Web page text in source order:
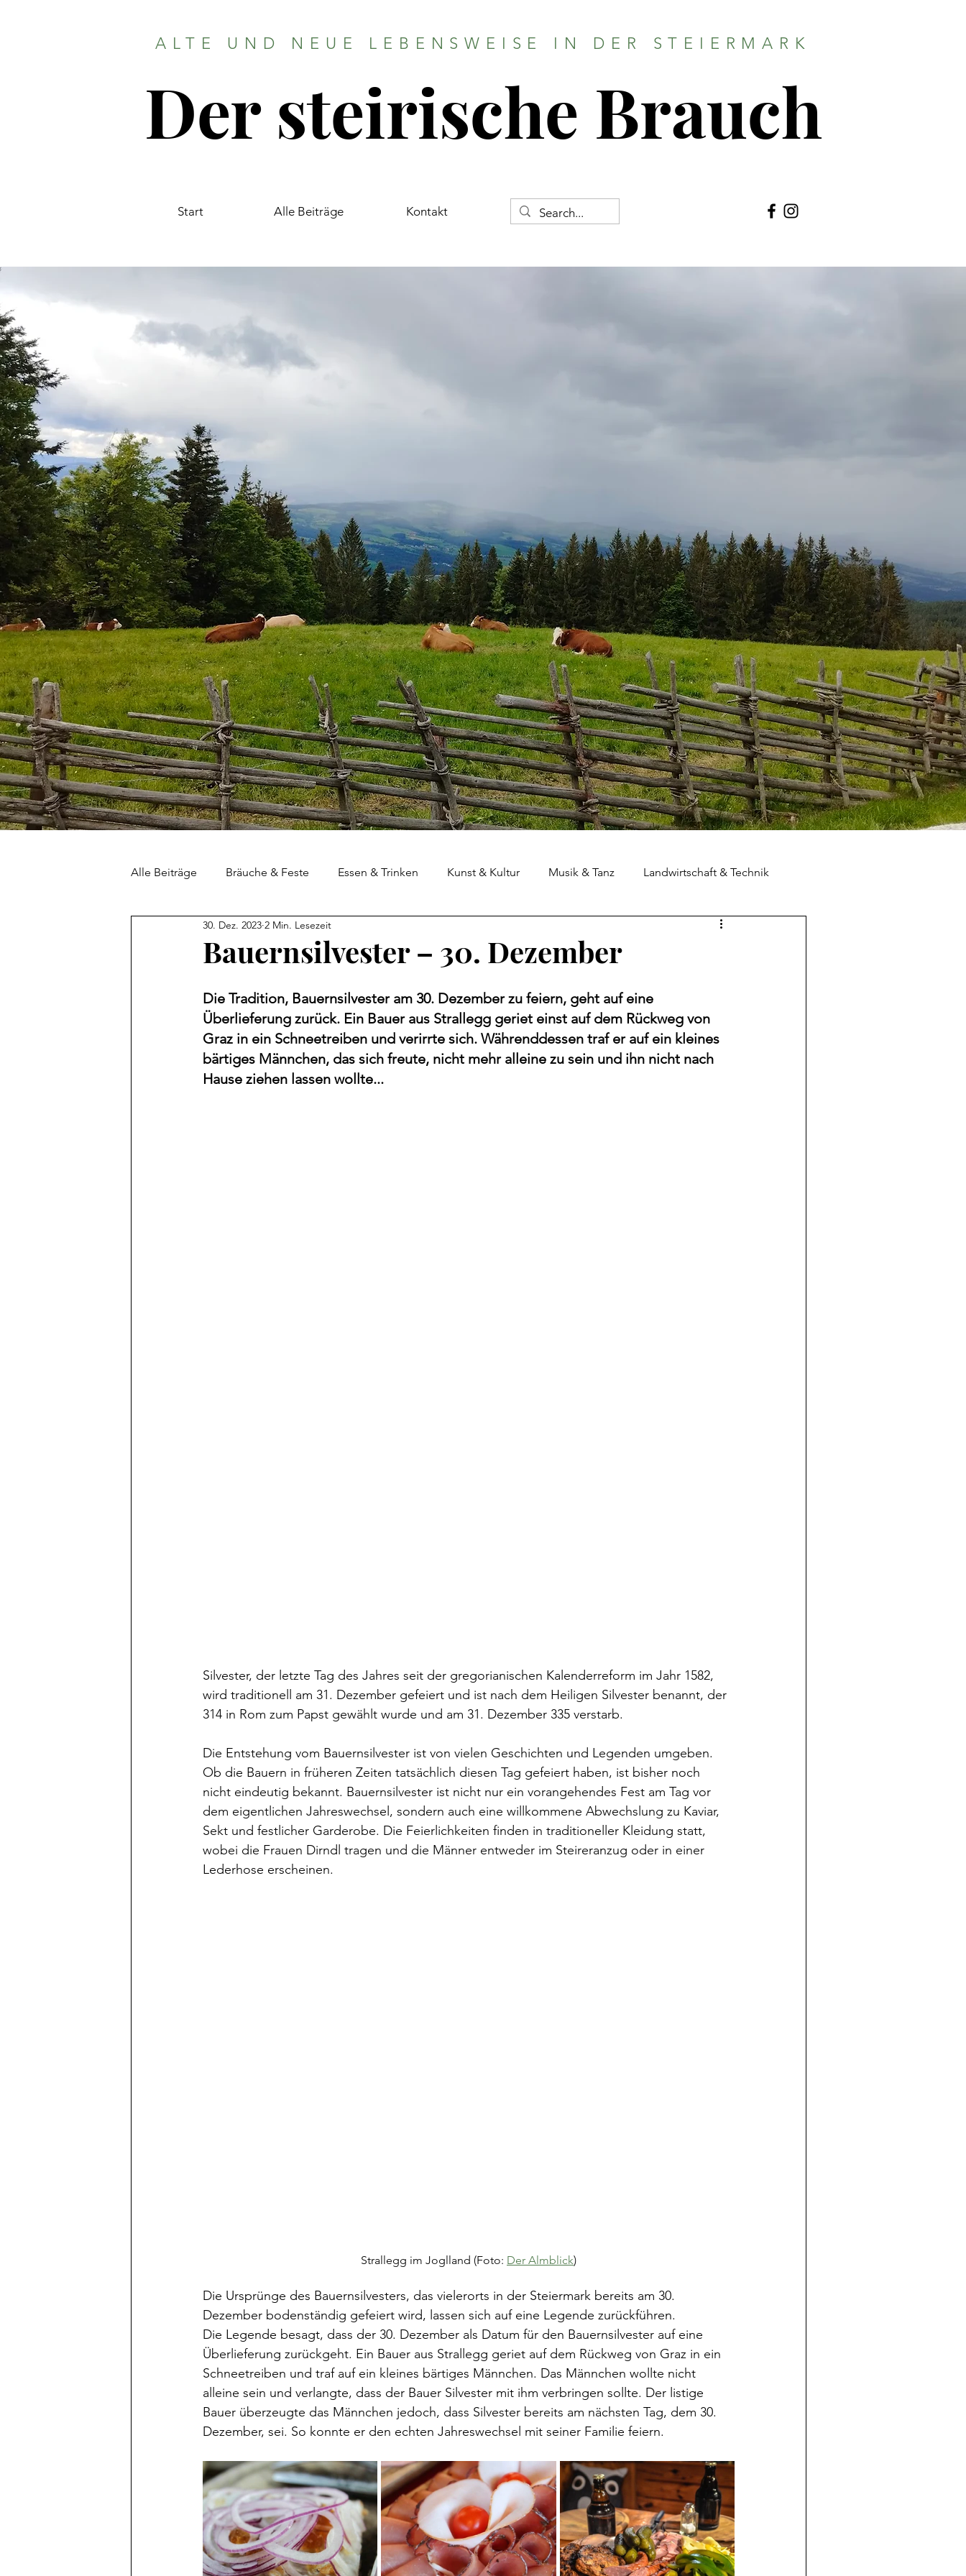
ALTE UND NEUE LEBENSWEISE IN DER STEIERMARK
Der steirische Brauch
Start Alle Beiträge Kontakt
Alle Beiträge Bräuche & Feste Essen & Trinken Kunst & Kultur Musik & Tanz Landwirtschaft & Technik
Haus & Hof Land & Leute
Bauernsilvester – 30. Dezember
30. Dez. 2023 2 Min. Lesezeit
Die Tradition, Bauernsilvester am 30. Dezember zu feiern, geht auf eine
Überlieferung zurück. Ein Bauer aus Strallegg geriet einst auf dem Rückweg von
Graz in ein Schneetreiben und verirrte sich. Währenddessen traf er auf ein kleines
bärtiges Männchen, das sich freute, nicht mehr alleine zu sein und ihn nicht nach
Hause ziehen lassen wollte...
Silvester, der letzte Tag des Jahres seit der gregorianischen Kalenderreform im Jahr 1582,
wird traditionell am 31. Dezember gefeiert und ist nach dem Heiligen Silvester benannt, der
314 in Rom zum Papst gewählt wurde und am 31. Dezember 335 verstarb.
Die Entstehung vom Bauernsilvester ist von vielen Geschichten und Legenden umgeben.
Ob die Bauern in früheren Zeiten tatsächlich diesen Tag gefeiert haben, ist bisher noch
nicht eindeutig bekannt. Bauernsilvester ist nicht nur ein vorangehendes Fest am Tag vor
dem eigentlichen Jahreswechsel, sondern auch eine willkommene Abwechslung zu Kaviar,
Sekt und festlicher Garderobe. Die Feierlichkeiten finden in traditioneller Kleidung statt,
wobei die Frauen Dirndl tragen und die Männer entweder im Steireranzug oder in einer
Lederhose erscheinen.
Strallegg im Joglland (Foto: Der Almblick)
Die Ursprünge des Bauernsilvesters, das vielerorts in der Steiermark bereits am 30.
Dezember bodenständig gefeiert wird, lassen sich auf eine Legende zurückführen.
Die Legende besagt, dass der 30. Dezember als Datum für den Bauernsilvester auf eine
Überlieferung zurückgeht. Ein Bauer aus Strallegg geriet auf dem Rückweg von Graz in ein
Schneetreiben und traf auf ein kleines bärtiges Männchen. Das Männchen wollte nicht
alleine sein und verlangte, dass der Bauer Silvester mit ihm verbringen sollte. Der listige
Bauer überzeugte das Männchen jedoch, dass Silvester bereits am nächsten Tag, dem 30.
Dezember, sei. So konnte er den echten Jahreswechsel mit seiner Familie feiern.